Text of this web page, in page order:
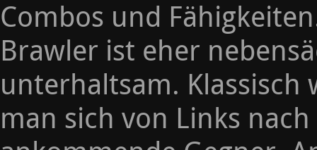
Combos und
Brawler ist eher
unterhaltsam. Klassisch
man sich von Links